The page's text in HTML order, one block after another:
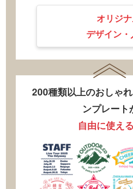
オリジ
デザイン
200種類以上のおしゃ
ンプレート
自由に使え